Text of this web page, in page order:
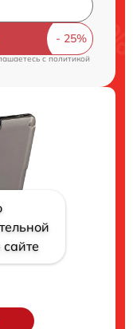
cполитикой